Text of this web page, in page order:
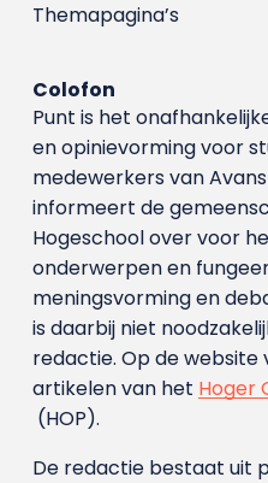
Themapagina’s
Colofon
Punt is het
en opinievorming voor
medewerkers van
informeert de
Hogeschool over voor
onderwerpen en
meningsvorming en
is daarbij niet
redactie. Op de website
artikelen van het Hoger
(HOP).
De redactie bestaat uit